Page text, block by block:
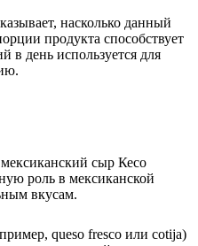
насколько данный
продукта способствует
в день используется для
сыр Кесо
роль в мексиканской
вкусам.
queso fresco или cotija)